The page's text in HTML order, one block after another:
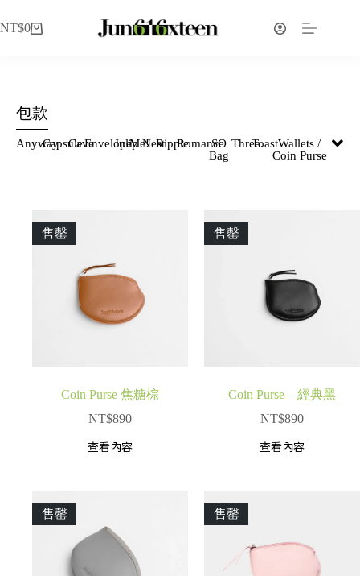
NT$0
包款
AnywayCapsule
CaveEnvelope
JulipMe!NestRippleRomance
SO
Bag
Three.ToastWallets /
Coin Purse
售罄
Coin Purse 焦糖棕
NT$890
查看內容
售罄
Coin Purse – 經典黑
NT$890
查看內容
售罄 售罄